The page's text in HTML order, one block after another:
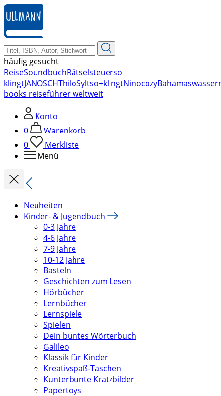
zum
Hauptinhalt
springen
häufig gesucht
ReiseSoundbuchRätselsteuerso
klingtJANOSCHThiloSyltso+klingtNinocozyBahamas
books reiseführer weltweit
Konto
0
Warenkorb
0
Merkliste
Menü
Neuheiten
Kinder- & Jugendbuch
0-3 Jahre
4-6 Jahre
7-9 Jahre
10-12 Jahre
Basteln
Geschichten zum Lesen
Hörbücher
Lernbücher
Lernspiele
Spielen
Dein buntes Wörterbuch
Galileo
Klassik für Kinder
Kreativspaß-Taschen
Kunterbunte Kratzbilder
Papertoys